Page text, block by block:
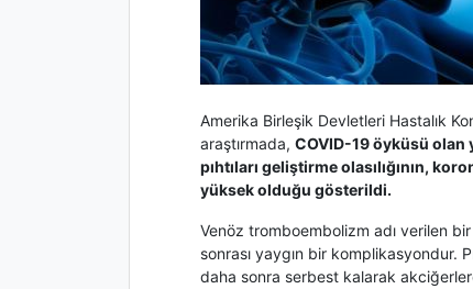
Amerika Birleşik Devletleri Hastalık
araştırmada, COVID-19 öyküsü olan
pıhtıları geliştirme olasılığının,
yüksek olduğu gösterildi.
Venöz tromboembolizm adı verilen
sonrası yaygın bir komplikasyondur.
daha sonra serbest kalarak